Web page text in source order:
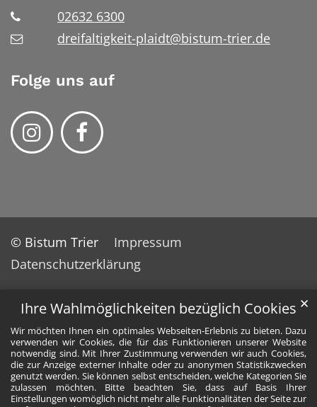
Ihre Wahlmöglichkeiten bezüglich Cookies
Wir möchten Ihnen ein optimales Webseiten-Erlebnis zu bieten. Dazu
verwenden wir Cookies, die für das Funktionieren unserer Website
notwendig sind. Mit Ihrer Zustimmung verwenden wir auch Cookies,
die zur Anzeige externer Inhalte oder zu anonymen Statistikzwecken
genutzt werden. Sie können selbst entscheiden, welche Kategorien Sie
zulassen möchten. Bitte beachten Sie, dass auf Basis Ihrer
Einstellungen womöglich nicht mehr alle Funktionalitäten der Seite zur
✕
02632 6300
dreifaltigkeit-plaidt@bistum-trier.de
Folge uns auf
© Bistum Trier
Impressum
Datenschutzerklärung